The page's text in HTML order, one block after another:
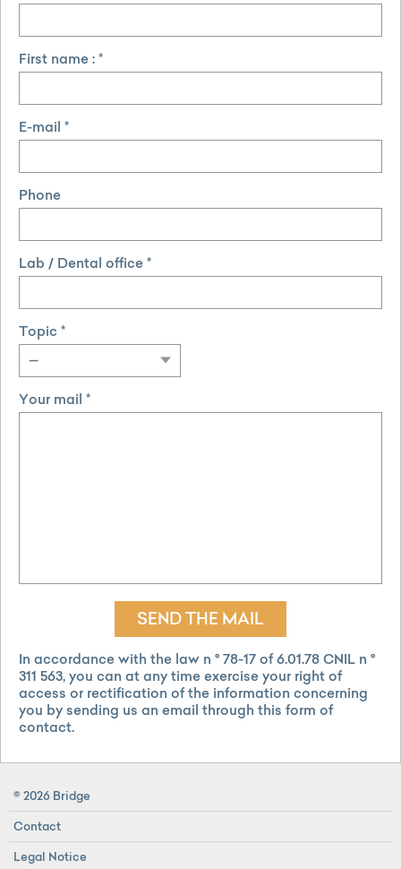
First name : *
E-mail *
Phone
Lab / Dental office *
Topic *
Your mail *
SEND THE MAIL
In accordance with the law n ° 78-17 of 6.01.78 CNIL n °
311 563, you can at any time exercise your right of
access or rectification of the information concerning
you by sending us an email through this form of
contact.
© 2026 Bridge
Contact
Legal Notice